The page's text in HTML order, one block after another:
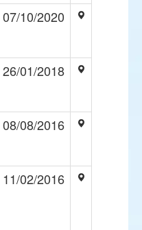
07/10/2020
26/01/2018
08/08/2016
11/02/2016